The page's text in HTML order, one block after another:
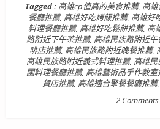
Tagged : 高雄cp值高的美食推薦, 高
餐廳推薦, 高雄好吃烤飯推薦, 高雄好
料理餐廳推薦, 高雄好吃鬆餅推薦, 高
路附近下午茶推薦, 高雄民族路附近午
啡店推薦, 高雄民族路附近晚餐推薦,
高雄民族路附近義式料理推薦, 高雄
國料理餐廳推薦, 高雄藝術品手作教室
貨店推薦, 高雄適合聚餐餐廳推薦,
2 Comments